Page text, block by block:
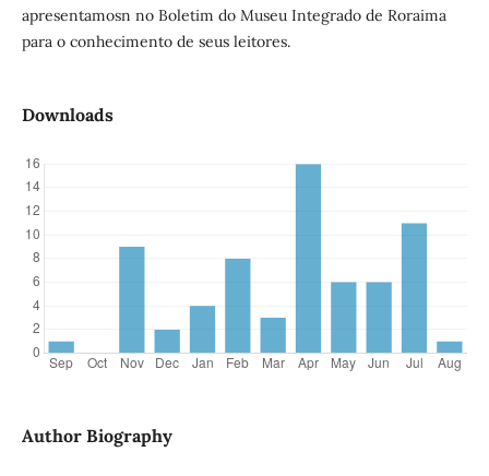
apresentamosn no Boletim do Museu Integrado de Roraima
para o conhecimento de seus leitores.
Downloads
Author Biography